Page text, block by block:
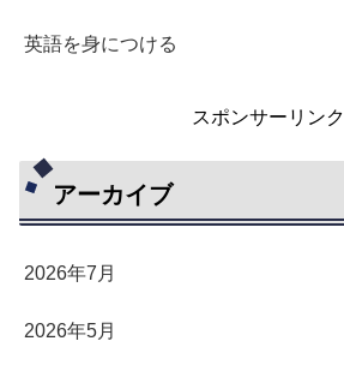
英語を身につける
スポンサーリンク
アーカイブ
2026年7月
2026年5月